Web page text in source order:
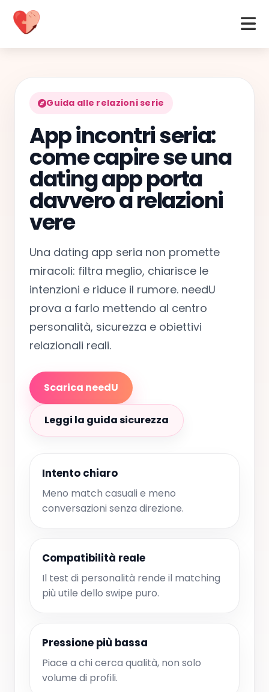
Guida alle relazioni serie
App incontri seria:
come capire se una
dating app porta
davvero a relazioni
vere
Una dating app seria non promette
miracoli: filtra meglio, chiarisce le
intenzioni e riduce il rumore. needU
prova a farlo mettendo al centro
personalità, sicurezza e obiettivi
relazionali reali.
Scarica needU
Leggi la guida sicurezza
Intento chiaro
Meno match casuali e meno
conversazioni senza direzione.
Compatibilità reale
Il test di personalità rende il matching
più utile dello swipe puro.
Pressione più bassa
Piace a chi cerca qualità, non solo
volume di profili.